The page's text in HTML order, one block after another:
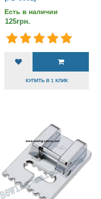
Есть в наличии
125грн.
КУПИТЬ В 1 КЛИК